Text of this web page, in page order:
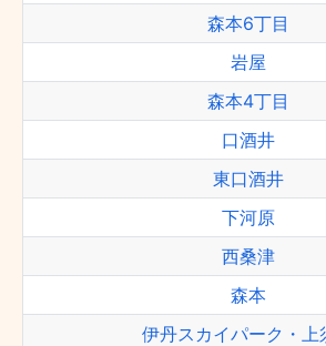
森本6丁目
岩屋
森本4丁目
口酒井
東口酒井
下河原
西桑津
森本
伊丹スカイパーク・上